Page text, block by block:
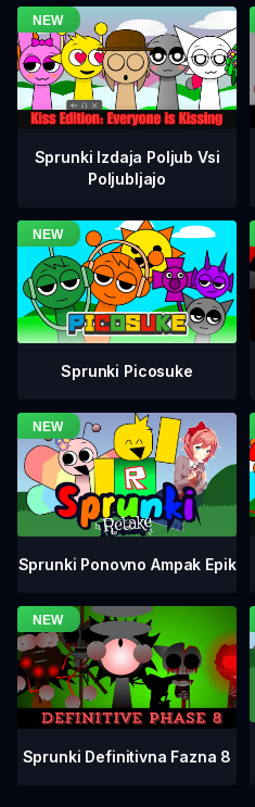
Sprunki Izdaja Poljub Vsi
Poljubljajo
Sprunki Picosuke
Sprunki Ponovno Ampak Epik
Sprunki Definitivna Fazna 8